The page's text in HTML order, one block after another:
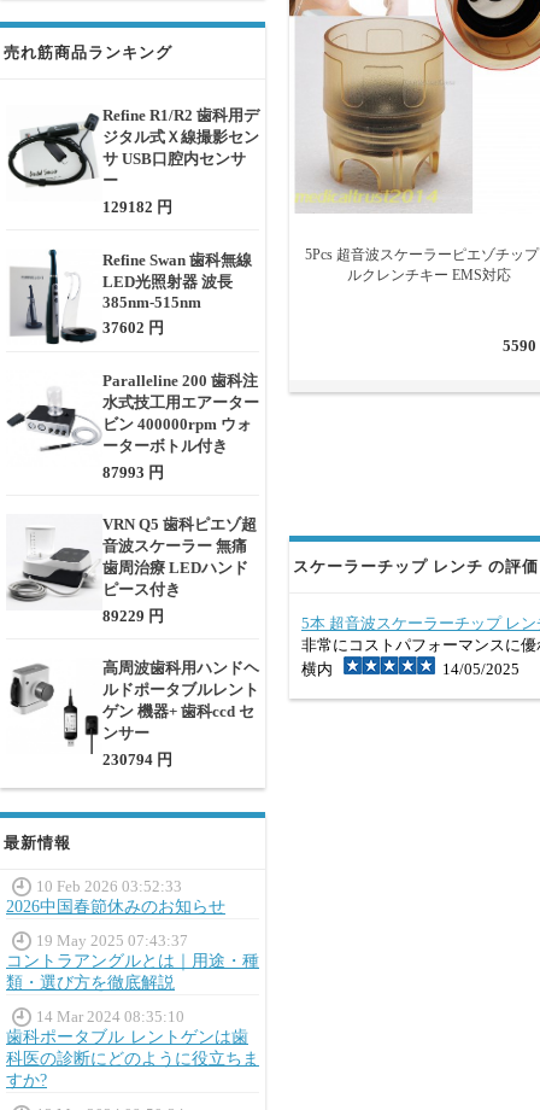
売れ筋商品ランキング
Refine R1/R2 歯科用デ
ジタル式Ｘ線撮影セン
サ USB口腔内センサ
ー
129182 円
Refine Swan 歯科無線
LED光照射器 波長
385nm-515nm
37602 円
Paralleline 200 歯科注
水式技工用エアーター
ビン 400000rpm ウォ
ーターボトル付き
87993 円
VRN Q5 歯科ピエゾ超
音波スケーラー 無痛
歯周治療 LEDハンド
ピース付き
89229 円
高周波歯科用ハンドヘ
ルドポータブルレント
ゲン 機器+ 歯科ccd セ
ンサー
230794 円
最新情報
10 Feb 2026 03:52:33
2026中国春節休みのお知らせ
19 May 2025 07:43:37
コントラアングルとは｜用途・種
類・選び方を徹底解説
14 Mar 2024 08:35:10
歯科ポータブル レントゲンは歯
科医の診断にどのように役立ちま
すか?
5Pcs 超音波スケーラーピエゾチッ
ルクレンチキー EMS対応
5590
スケーラーチップ レンチ の評
5本 超音波スケーラーチップ レン
非常にコストパフォーマンスに
横内
14/05/2025